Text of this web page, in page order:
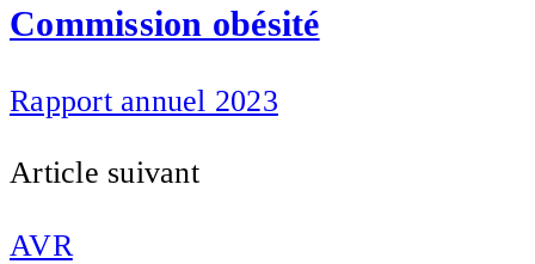
Commission obésité
Rapport annuel 2023
Article suivant
AVR